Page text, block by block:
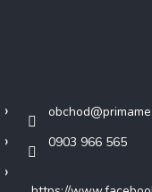
obchod@
0903 966 565